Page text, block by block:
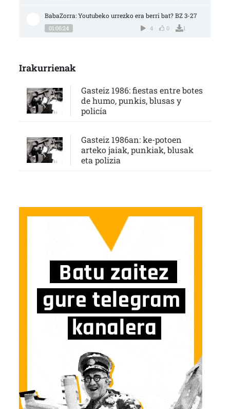
BabaZorra: Youtubeko urrezko era berri bat? BZ 3-27
01:06:24 4 0 1
Irakurrienak
Gasteiz 1986: fiestas entre botes
de humo, punkis, blusas y
policía
Gasteiz 1986an: ke-potoen
arteko jaiak, punkiak, blusak
eta polizia